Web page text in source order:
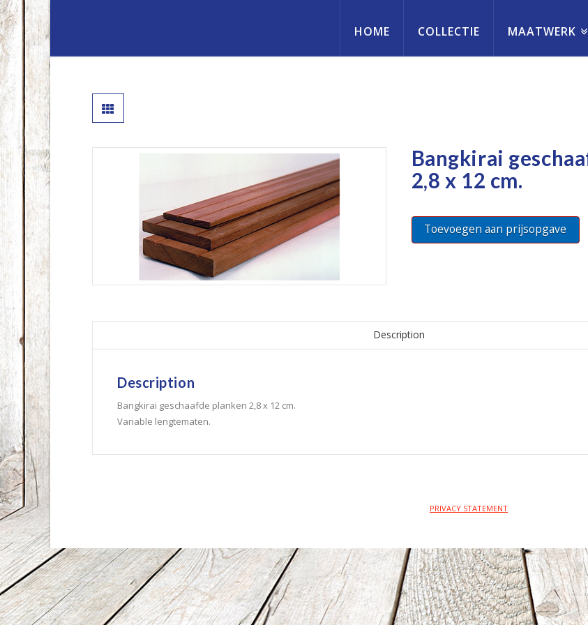
Hout
&
Handelsonderneming
HOME COLLECTIE MAATWERK
Bangkirai
2,8 x 12 cm.
Toevoegen aan prijsopgave
Description
Description
Bangkirai geschaafde planken 2,8 x 12 cm.
Variable lengtematen.
PRIVACY STATEMENT